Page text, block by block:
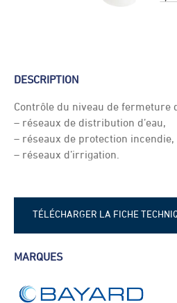
DESCRIPTION
Contrôle du niveau de fermeture
– réseaux de distribution d’eau,
– réseaux de protection incendie,
– réseaux d’irrigation.
TÉLÉCHARGER LA FICHE
MARQUES